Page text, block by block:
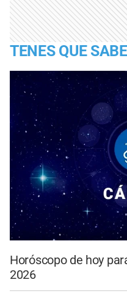
TENES QUE
Horóscopo de hoy
2026